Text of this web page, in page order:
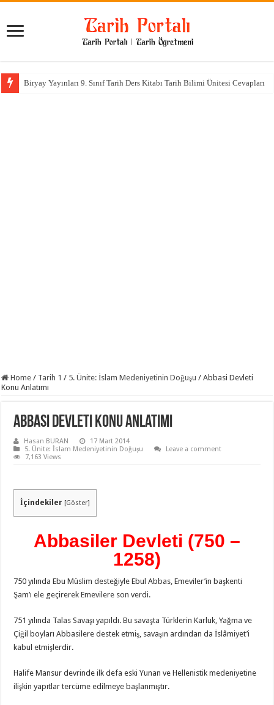
Biryay Yayınları 9. Sınıf Tarih Ders Kitabı Tarih Bilimi Ünitesi Cevapları
Home / Tarih 1 / 5. Ünite: İslam Medeniyetinin Doğuşu / Abbasi Devleti
Konu Anlatımı
Abbasi Devleti Konu Anlatımı
Hasan BURAN
17 Mart 2014
5. Ünite: İslam Medeniyetinin Doğuşu
Leave a comment
7,163 Views
İçindekiler [Göster]
Abbasiler Devleti (750 –
1258)
750 yılında Ebu Müslim desteğiyle Ebul Abbas, Emeviler’in başkenti
Şam’ı ele geçirerek Emevilere son verdi.
751 yılında Talas Savaşı yapıldı. Bu savaşta Türklerin Karluk, Yağma ve
Çiğil boyları Abbasilere destek etmiş, savaşın ardından da İslâmiyet’i
kabul etmişlerdir.
Halife Mansur devrinde ilk defa eski Yunan ve Hellenistik medeniyetine
ilişkin yapıtlar tercüme edilmeye başlanmıştır.